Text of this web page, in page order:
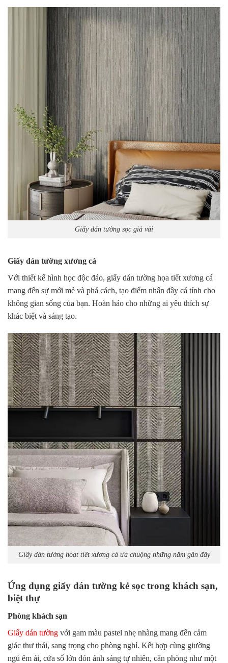
Giấy dán tường sọc giả vải
Giấy dán tường xương cá
Với thiết kế hình học độc đáo, giấy dán tường họa tiết xương cá
mang đến sự mới mẻ và phá cách, tạo điểm nhấn đầy cá tính cho
không gian sống của bạn. Hoàn hảo cho những ai yêu thích sự
khác biệt và sáng tạo.
Giấy dán tường hoạt tiết xương cá ưa chuộng những năm gần đây
Ứng dụng giấy dán tường kẻ sọc trong khách sạn,
biệt thự
Phòng khách sạn
Giấy dán tường với gam màu pastel nhẹ nhàng mang đến cảm
giác thư thái, sang trọng cho phòng nghỉ. Kết hợp cùng giường
ngủ êm ái, cửa sổ lớn đón ánh sáng tự nhiên, căn phòng như một